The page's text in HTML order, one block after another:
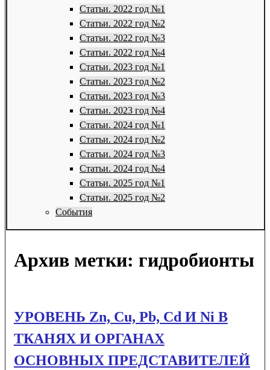
Статьи. 2022 год №1
Статьи. 2022 год №2
Статьи. 2022 год №3
Статьи. 2022 год №4
Статьи. 2023 год №1
Статьи. 2023 год №2
Статьи. 2023 год №3
Статьи. 2023 год №4
Статьи. 2024 год №1
Статьи. 2024 год №2
Статьи. 2024 год №3
Статьи. 2024 год №4
Статьи. 2025 год №1
Статьи. 2025 год №2
События
Архив метки: гидробионты
УРОВЕНЬ Zn, Cu, Pb, Cd И Ni В
ТКАНЯХ И ОРГАНАХ
ОСНОВНЫХ ПРЕДСТАВИТЕЛЕЙ